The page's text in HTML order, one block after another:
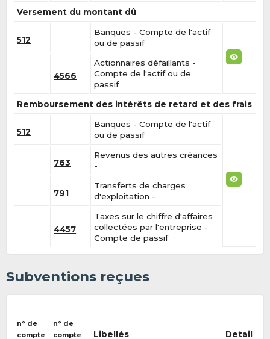
Versement du montant dû
512
Banques - Compte de l'actif
ou de passif
4566
Actionnaires défaillants -
Compte de l'actif ou de
passif
Remboursement des intérêts de retard et des frais
512
Banques - Compte de l'actif
ou de passif
763
Revenus des autres créances
-
791
Transferts de charges
d'exploitation -
4457
Taxes sur le chiffre d'affaires
collectées par l'entreprise -
Compte de passif
Subventions reçues
n° de
compte
n° de
compte
Libellés Detail